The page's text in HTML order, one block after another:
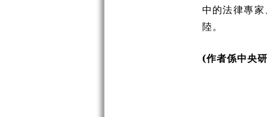
中的法律專
陸。
(作者係中央